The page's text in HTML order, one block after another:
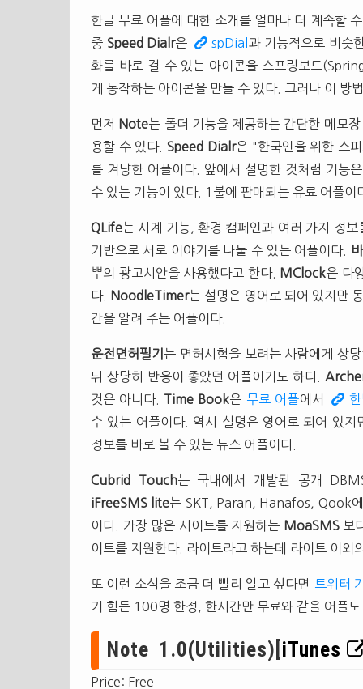
한글 무료 어플에 대한 소개를 얼마나 더 계속할
중 Speed Dialr은 spDial 과 기능적으로 비슷
화를 바로 걸 수 있는 아이콘을 스프링보드
게 동작하는 아이콘을 만들 수 있다. 그러나 이 방
먼저 Note는 폴더 기능을 제공하는 간단한 메모
용할 수 있다.Speed Dialr은 "한국인을 위한 스
를 겨냥한 어플이다. 앞에서 설명한 것처럼 기능
수 있는 기능이 있다. 1불에 판매되는 유료 어플이
QLife는 시계 기능, 환경 캠페인과 여러 가지 정
기반으로 서로 이야기를 나눌 수 있는 어플이다.
뿌의 광고시안을 사용했다고 한다.
MClock은 다
다.
NoodleTimer는 설명은 영어로 되어 있지만
간을 알려 주는 어플이다.
운전면허필기 는 면허시험을 보려는 사람에게 상
뒤 상당히 반응이 좋았던 어플이기도 하다.
것은 아니다. Time Book은 무료 어플에서
수 있는 어플이다. 역시 설명은 영어로 되어 있
정보를 바로 볼 수 있는 뉴스 어플이다.
Cubrid Touch는 국내에서 개발된 공개
iFreeSMS lite는 SKT, Paran, Hanafos, Qook에
이다. 가장 많은 사이트를 지원하는 MoaSMS보
이트를 지원한다. 라이트라고 하는데 라이트 이외
또 이런 소식을 조금 더 빨리 알고 싶다면
트위터
기 힘든 100명 한정, 한시간만 무료와 같을 어플
Note 1.0(Utilities)[ iTunes
Price: Free